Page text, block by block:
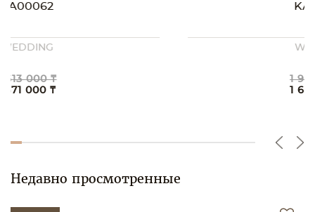
Недавно просмотренные